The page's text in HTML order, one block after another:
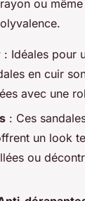
ou
: Idéales pour
en cuir
avec une
: Ces
un look
ou